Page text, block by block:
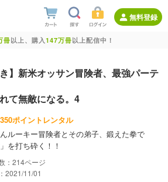
無料登録
冊以上、購入147万冊以上配信中！
】新米オッサン冒険者、最強パーテ
て無敵になる。4
ポイントレンタル
ルーキー冒険者とその弟子、鍛えた拳で
」を打ち砕く！！
214
2021/11/01